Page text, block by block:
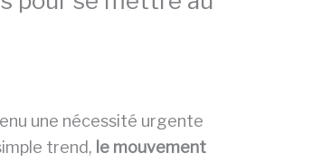
une nécessité urgente
trend, le mouvement